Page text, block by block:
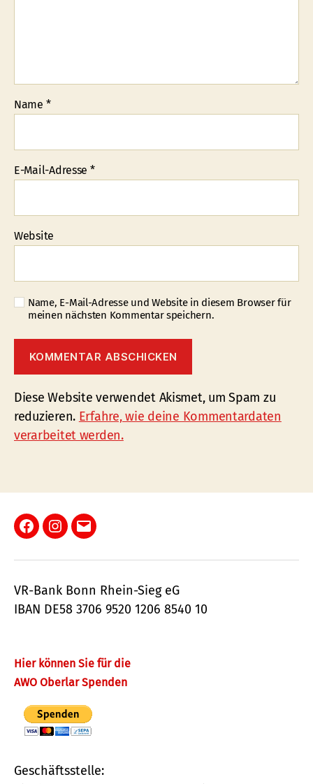
Name *
E-Mail-Adresse *
Website
Name, E-Mail-Adresse und Website in diesem Browser für
meinen nächsten Kommentar speichern.
Diese Website verwendet Akismet, um Spam zu
reduzieren. Erfahre, wie deine Kommentardaten
verarbeitet werden.
Facebook
Instagram
E-
VR-Bank Bonn Rhein-Sieg eG
IBAN DE58 3706 9520 1206 8540 10
Hier können Sie für die
AWO Oberlar Spenden
Geschäftsstelle: